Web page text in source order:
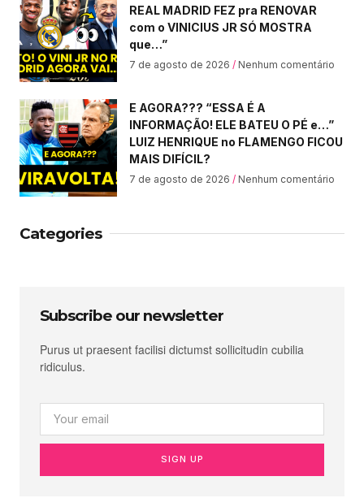
REAL MADRID FEZ pra RENOVAR
com o VINICIUS JR SÓ MOSTRA
que…”
7 de agosto de 2026 Nenhum comentário
E AGORA??? “ESSA É A
INFORMAÇÃO! ELE BATEU O PÉ e…”
LUIZ HENRIQUE no FLAMENGO FICOU
MAIS DIFÍCIL?
7 de agosto de 2026 Nenhum comentário
Categories
Subscribe our newsletter
Purus ut praesent facilisi dictumst sollicitudin cubilia
ridiculus.
SIGN UP